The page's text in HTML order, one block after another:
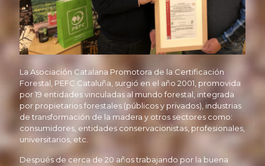
La Asociación Catalana Promotora de la Certificación
Forestal, PEFC Cataluña, surgió en el año 2001, promovida
por 19 entidades vinculadas al mundo forestal, integrada
por propietarios forestales (públicos y privados), industrias
de transformación de la madera y otros sectores como:
consumidores, entidades conservacionistas, profesionales,
universitarios, etc.
Después de cerca de 20 años trabajando por la buena